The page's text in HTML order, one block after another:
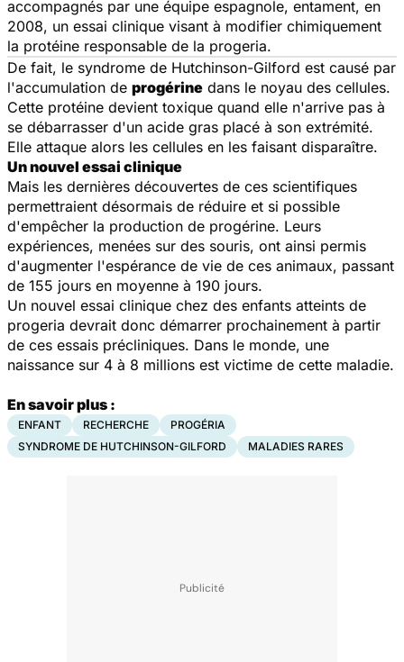
accompagnés par une équipe espagnole, entament, en
2008, un essai clinique visant à modifier chimiquement
la protéine responsable de la progeria.
De fait, le syndrome de Hutchinson-Gilford est causé par
l'accumulation de progérine dans le noyau des cellules.
Cette protéine devient toxique quand elle n'arrive pas à
se débarrasser d'un acide gras placé à son extrémité.
Elle attaque alors les cellules en les faisant disparaître.
Un nouvel essai clinique
Mais les dernières découvertes de ces scientifiques
permettraient désormais de réduire et si possible
d'empêcher la production de progérine. Leurs
expériences, menées sur des souris, ont ainsi permis
d'augmenter l'espérance de vie de ces animaux, passant
de 155 jours en moyenne à 190 jours.
Un nouvel essai clinique chez des enfants atteints de
progeria devrait donc démarrer prochainement à partir
de ces essais précliniques. Dans le monde, une
naissance sur 4 à 8 millions est victime de cette maladie.
En savoir plus :
ENFANT RECHERCHE
PROGÉRIA
SYNDROME DE HUTCHINSON-GILFORD
MALADIES RARES